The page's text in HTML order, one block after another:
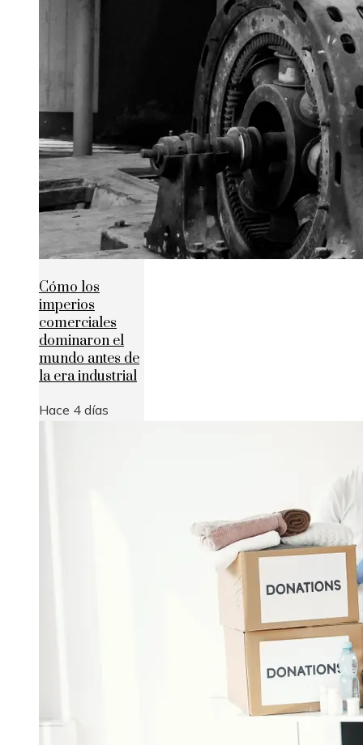
Cómo los
imperios
comerciales
dominaron el
mundo antes de
la era industrial
Hace 4 días